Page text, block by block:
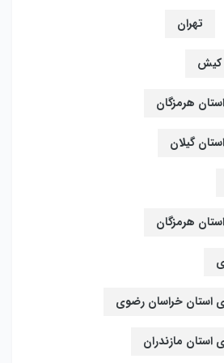
تهران
کیش
هرمزگان
گیلان
هرمزگان
استان خراسان رضوی
مازندران